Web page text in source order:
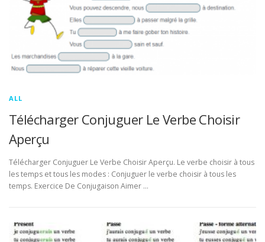
ALL
Télécharger Conjuguer Le Verbe Choisir
Aperçu
Télécharger Conjuguer Le Verbe Choisir Aperçu. Le verbe choisir à tous
les temps et tous les modes : Conjuguer le verbe choisir à tous les
temps. Exercice De Conjugaison Aimer …